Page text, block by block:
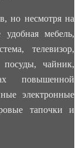
но несмотря на
мебель,
телевизор,
посуды, чайник,
повышенной
электронные
тапочки и